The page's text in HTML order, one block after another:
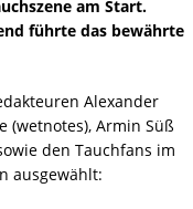
am Start.
führte das bewährte
Alexander
(wetnotes), Armin Süß
den Tauchfans im
ausgewählt: